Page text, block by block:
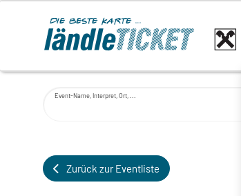
Event-Name, Interpret, Ort, ...
Zurück zur Eventliste